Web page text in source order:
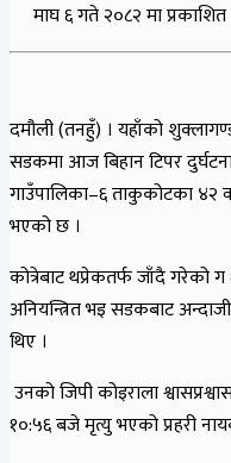
माघ ६ गते २०८२ मा प्रकाशित
दमौली (तनहुँ) । यहाँको
सडकमा आज बिहान टिपर
गाउँपालिका–६ ताकुकोटका ४२
भएको छ ।
कोत्रेबाट थप्रेकतर्फ जाँदै गरेको
अनियन्त्रित भइ सडकबाट
थिए ।
उनको जिपी कोइराला
१०:५६ बजे मृत्यु भएको प्रहरी